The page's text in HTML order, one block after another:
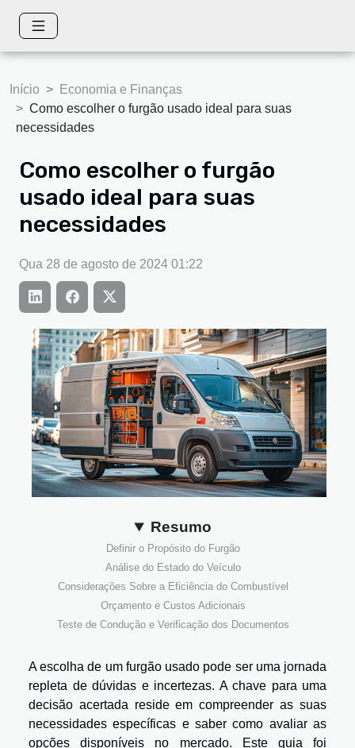
Início
Economia e Finanças
Como escolher o furgão usado ideal para suas
necessidades
Como escolher o furgão
usado ideal para suas
necessidades
Qua 28 de agosto de 2024 01:22
Resumo
Definir o Propósito do Furgão
Análise do Estado do Veículo
Considerações Sobre a Eficiência do Combustível
Orçamento e Custos Adicionais
Teste de Condução e Verificação dos Documentos
A escolha de um furgão usado pode ser uma jornada
repleta de dúvidas e incertezas. A chave para uma
decisão acertada reside em compreender as suas
necessidades específicas e saber como avaliar as
opções disponíveis no mercado. Este guia foi